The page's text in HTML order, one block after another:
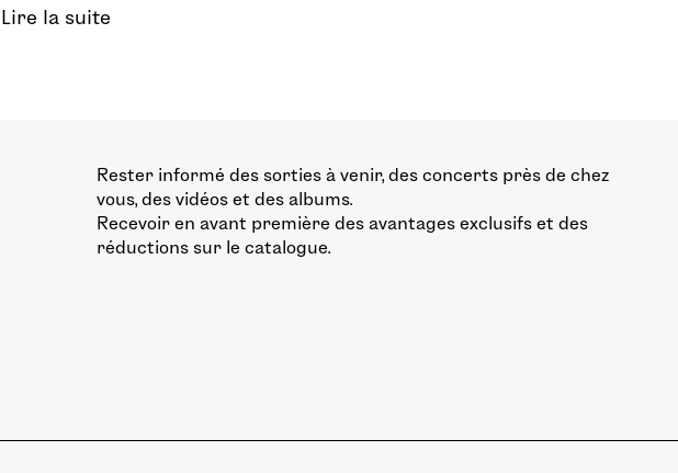
Lire la suite
Rester informé des sorties à venir, des concerts près de chez
vous, des vidéos et des albums.
Recevoir en avant première des avantages exclusifs et des
réductions sur le catalogue.